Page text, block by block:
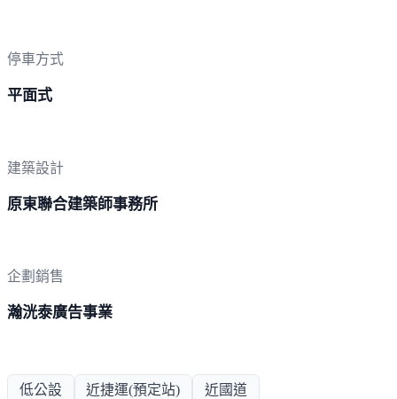
停車方式
平面式
建築設計
原東聯合建築師事務所
企劃銷售
瀚洸泰廣告事業
低公設 近捷運(預定站) 近國道